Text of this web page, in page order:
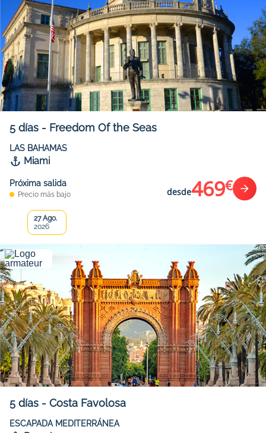
5 días - Freedom Of the Seas
LAS BAHAMAS
Miami
Próxima salida
Precio más bajo desde469€
27 Ago.
2026
5 días - Costa Favolosa
ESCAPADA MEDITERRÁNEA